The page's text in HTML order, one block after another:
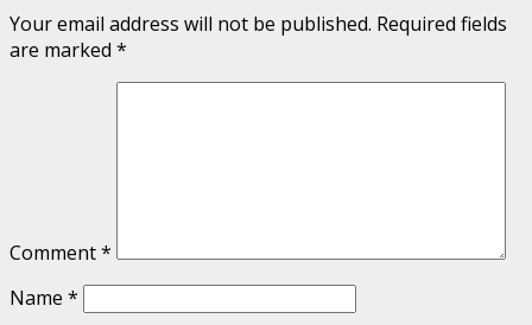
Your email address will not be published. Required fields
are marked *
Comment*
Name *